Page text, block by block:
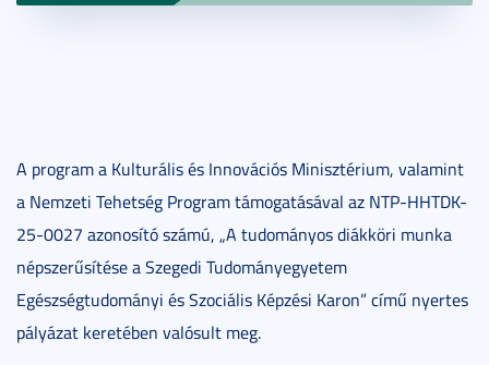
A program a Kulturális és Innovációs Minisztérium, valamint
a Nemzeti Tehetség Program támogatásával az NTP-HHTDK-
25-0027 azonosító számú, „A tudományos diákköri munka
népszerűsítése a Szegedi Tudományegyetem
Egészségtudományi és Szociális Képzési Karon” című nyertes
pályázat keretében valósult meg.